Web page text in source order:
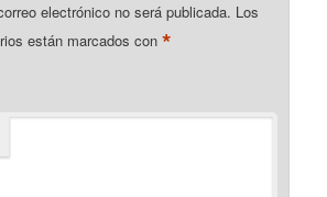
electrónico no será publicada. Los
están marcados con*